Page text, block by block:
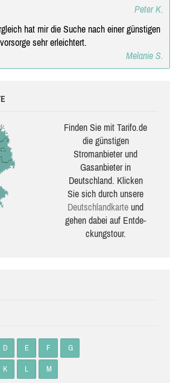
Peter K.
hat mir die Suche nach einer günstigen
sehr erleichtert.
Melanie S.
Finden Sie mit Tarifo.de
die güns­ti­gen
Stromanbieter und
Gasanbieter in
Deutschland. Klicken
Sie sich durch unsere
Deutsch­land­karte und
gehen dabei auf Ent­de­
ckungs­tour.
D E F G
K L M